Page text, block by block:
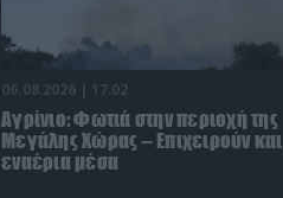
06.08.2026 | 17:02
Αγρίνιο: Φωτιά στην περιοχή της
Μεγάλης Χώρας – Επιχειρούν και
εναέρια μέσα